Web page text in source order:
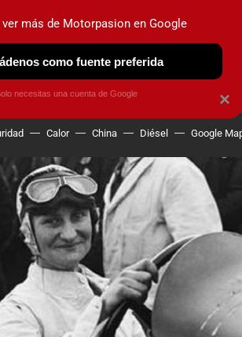
ELÉCTRICOS OBSERVATORIO
Calor China Diésel Google
×
ver más de Motorpasion en Google
como fuente preferida
necesitas una cuenta de Google